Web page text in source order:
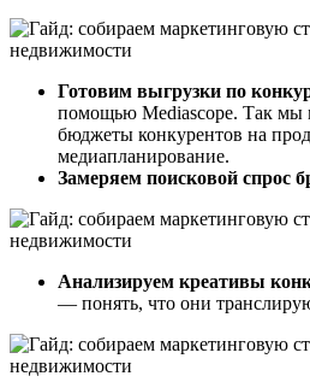
Готовим выгрузки по
помощью Mediascope. Так мы
бюджеты конкурентов на
медиапланирование.
Замеряем поисковой спрос
Анализируем креативы
— понять, что они